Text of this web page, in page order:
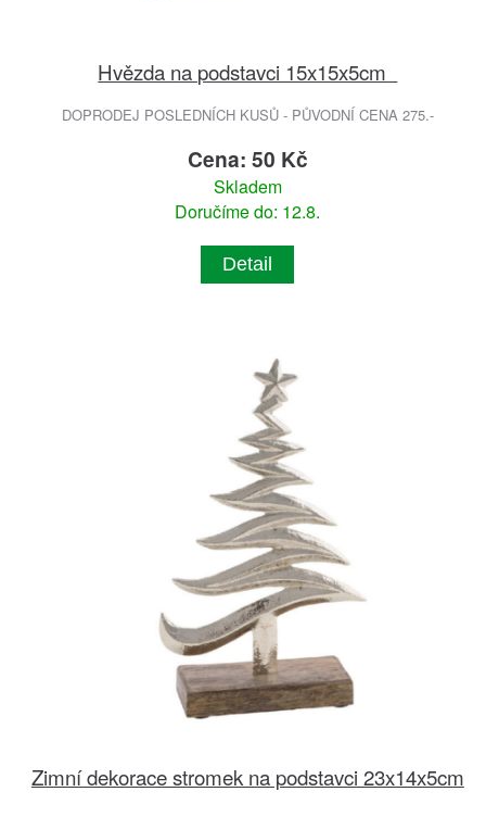
Hvězda na podstavci 15x15x5cm
DOPRODEJ POSLEDNÍCH KUSŮ - PŮVODNÍ CENA 275.-
Cena: 50 Kč
Skladem
Doručíme do: 12.8.
Detail
Zimní dekorace stromek na podstavci 23x14x5cm